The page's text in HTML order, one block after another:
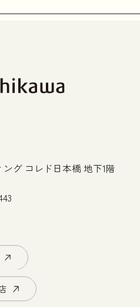
グ コレド日本橋 地下1階